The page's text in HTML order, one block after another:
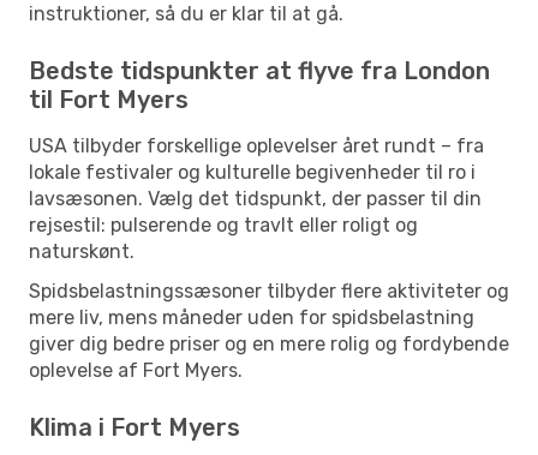
instruktioner, så du er klar til at gå.
Bedste tidspunkter at flyve fra London
til Fort Myers
USA tilbyder forskellige oplevelser året rundt – fra
lokale festivaler og kulturelle begivenheder til ro i
lavsæsonen. Vælg det tidspunkt, der passer til din
rejsestil: pulserende og travlt eller roligt og
naturskønt.
Spidsbelastningssæsoner tilbyder flere aktiviteter og
mere liv, mens måneder uden for spidsbelastning
giver dig bedre priser og en mere rolig og fordybende
oplevelse af Fort Myers.
Klima i Fort Myers